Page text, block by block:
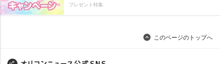
プレゼント特集
このページのトップへ